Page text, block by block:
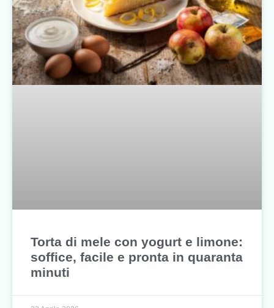
Torta di mele con yogurt e limone:
soffice, facile e pronta in quaranta
minuti